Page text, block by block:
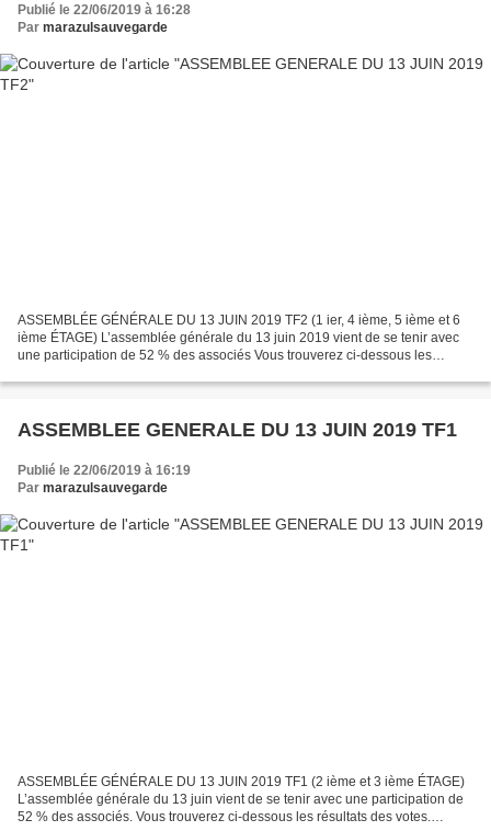
Publié le 22/06/2019 à 16:28
Par marazulsauvegarde
ASSEMBLÉE GÉNÉRALE DU 13 JUIN 2019 TF2 (1 ier, 4 ième, 5 ième et 6
ième ÉTAGE) L’assemblée générale du 13 juin 2019 vient de se tenir avec
une participation de 52 % des associés Vous trouverez ci-dessous les
ASSEMBLEE GENERALE DU 13 JUIN 2019 TF1
Publié le 22/06/2019 à 16:19
Par marazulsauvegarde
ASSEMBLÉE GÉNÉRALE DU 13 JUIN 2019 TF1 (2 ième et 3 ième ÉTAGE)
L’assemblée générale du 13 juin vient de se tenir avec une participation de
52 % des associés. Vous trouverez ci-dessous les résultats des votes.